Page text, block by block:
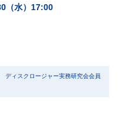
（水）17:00
ィスクロージャー実務研究会会員